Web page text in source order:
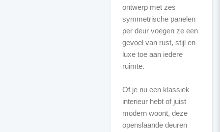
ontwerp met zes
symmetrische panelen
per deur voegen ze een
gevoel van rust, stijl en
luxe toe aan iedere
ruimte.
Of je nu een klassiek
interieur hebt of juist
modern woont, deze
openslaande deuren